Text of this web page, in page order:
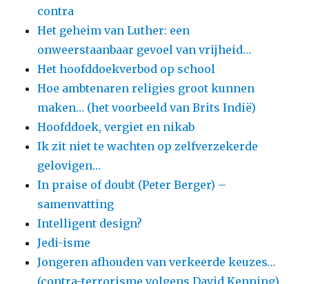
contra
Het geheim van Luther: een
onweerstaanbaar gevoel van vrijheid…
Het hoofddoekverbod op school
Hoe ambtenaren religies groot kunnen
maken… (het voorbeeld van Brits Indië)
Hoofddoek, vergiet en nikab
Ik zit niet te wachten op zelfverzekerde
gelovigen…
In praise of doubt (Peter Berger) –
samenvatting
Intelligent design?
Jedi-isme
Jongeren afhouden van verkeerde keuzes…